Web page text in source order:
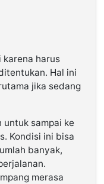
harus
Hal ini
jika sedang
untuk sampai ke
Kondisi ini bisa
banyak,
merasa